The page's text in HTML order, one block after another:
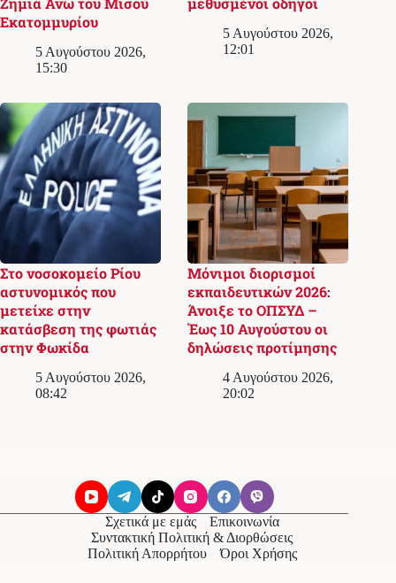
Εκατομμυρίου
5 Αυγούστου 2026,
15:30
5 Αυγούστου 2026,
12:01
Στο νοσοκομείο Ρίου
αστυνομικός που
μετείχε στην
κατάσβεση της φωτιάς
στην Φωκίδα
5 Αυγούστου 2026,
08:42
Μόνιμοι διορισμοί
εκπαιδευτικών 2026:
Άνοιξε το ΟΠΣΥΔ –
Έως 10 Αυγούστου οι
δηλώσεις προτίμησης
4 Αυγούστου 2026,
20:02
Σχετικά με εμάς
Επικοινωνία
Συντακτική Πολιτική & Διορθώσεις
Πολιτική Απορρήτου
Όροι Χρήσης